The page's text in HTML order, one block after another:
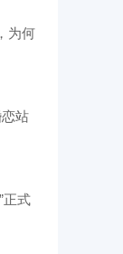
为何
站
正式